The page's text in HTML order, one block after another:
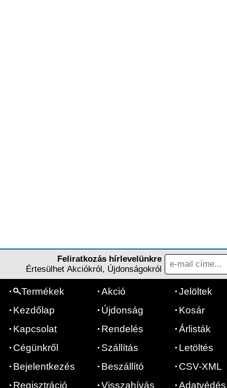
Feliratkozás hírlevelünkre
Értesülhet Akciókról, Újdonságokról
Termékek
Kezdőlap
Kapcsolat
Cégünkről
Bejelentkezés
Regisztráció
Akció
Újdonság
Rendelés
Szállítás
Beszállító
Visszahívás
Jelöltek
Kosár
Árlisták
Letöltés
CSV-XML
Adatvédés